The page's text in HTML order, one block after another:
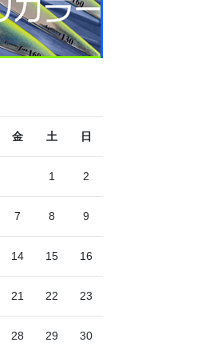
金 土 日
1 2
7 8 9
14 15 16
21 22 23
28 29 30